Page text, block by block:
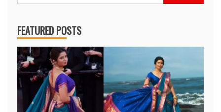
for:
FEATURED POSTS